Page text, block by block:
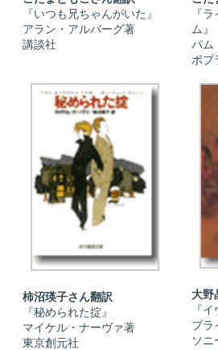
『いつも兄ちゃんがいた』
アラン・アルバーグ著
講談社
『
ム』
パム
ポプ
柿沼瑛子さん翻訳
『秘められた掟』
マイケル・ナーヴァ著
東京創元社
大野
『
ブラ
ソニ